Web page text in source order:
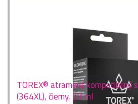
TOREX® atrament kompatibilný
(364XL), čierny, 23 ml